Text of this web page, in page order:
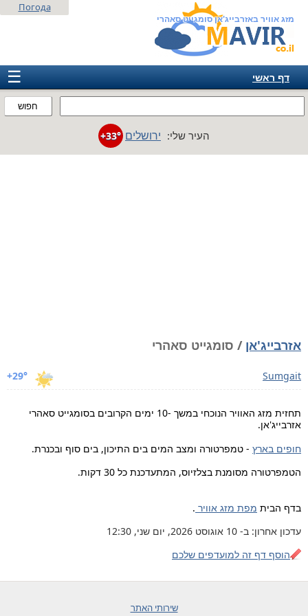
מזג אוויר באזרבייג'אן סומגייט סאהרי
חפוש
Погода
☰
דף ראשי
אמריקה
העיר שלי: ירושלים +33°
אזרבייג'אן / סומגייט סאהרי
+29° Sumgait
תחזית מזג האוויר הנוכחי במשך -10 ימים הקרובים בסומגייט סאהרי
אזרבייג'אן.
חופים בארץ - טמפרטורה ומצב המים בים התיכון, בים סוף ובכנרת.
הטמפרטורה מסומנת בצלזיוס, המתעדכנת כל 30 דקות.
בדף הבית מפת מזג אוויר .
עדכון אחרון: ב- 10 אוגוסט 2026, יום שני, 12:30
הוסף דף זה למועדפים שלכם
שירותי האתר